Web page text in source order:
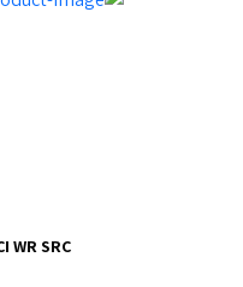
WR SRC